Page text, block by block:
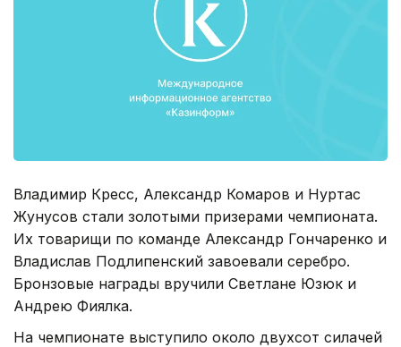
Владимир Кресс, Александр Комаров и Нуртас
Жунусов стали золотыми призерами чемпионата.
Их товарищи по команде Александр Гончаренко и
Владислав Подлипенский завоевали серебро.
Бронзовые награды вручили Светлане Юзюк и
Андрею Фиялка.
На чемпионате выступило около двухсот силачей